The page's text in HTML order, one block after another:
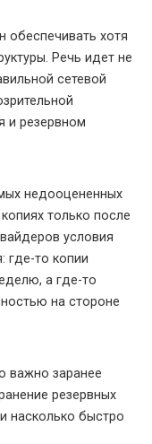
обеспечивать хотя
Речь идет не
сетевой
и резервном
недооцененных
только после
условия
где-то копии
а где-то
на стороне
важно заранее
резервных
насколько быстро